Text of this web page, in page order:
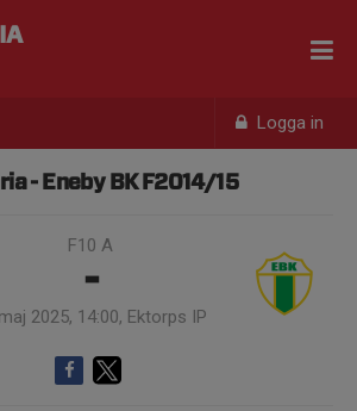
Logga in
- Eneby BK F2014/15
F10 A
-
2025, 14:00, Ektorps IP